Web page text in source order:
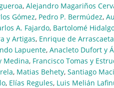
, Alejandro Magariños
Gómez, Pedro P. Bermúdez,
A. Fajardo, Bartolomé
y Artigas, Enrique de Arrascaeta
Lapuente, Anacleto Dufort y
Medina, Francisco Tomas y
, Matias Behety, Santiago
, Elías Regules, Luis Melián